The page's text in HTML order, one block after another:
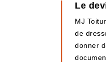
Le
MJ
de
donner